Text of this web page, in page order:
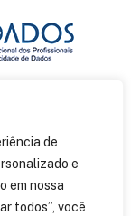
de
e
em nossa
todos”, você